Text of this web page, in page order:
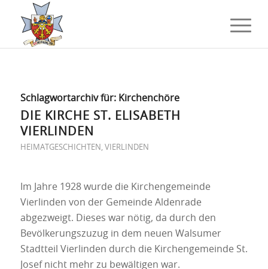
Schlagwortarchiv für: Kirchenchöre
DIE KIRCHE ST. ELISABETH
VIERLINDEN
HEIMATGESCHICHTEN , VIERLINDEN
Im Jahre 1928 wurde die Kirchengemeinde
Vierlinden von der Gemeinde Aldenrade
abgezweigt. Dieses war nötig, da durch den
Bevölkerungszuzug in dem neuen Walsumer
Stadtteil Vierlinden durch die Kirchengemeinde St.
Josef nicht mehr zu bewältigen war.